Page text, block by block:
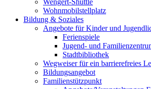
Wengert-Shuttle
Wohnmobilstellplatz
Bildung & Soziales
Angebote für Kinder und
Ferienspiele
Jugend- und
Stadtbibliothek
Wegweiser für ein barrierefreies
Bildungsangebot
Familienstützpunkt